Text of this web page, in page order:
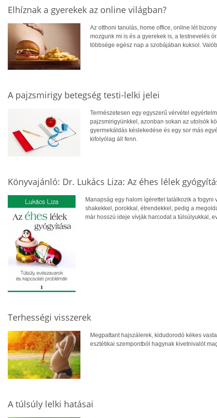
Elhíznak a gyerekek az online világban?
Az otthoni tanulás, home office, online lét
mozgunk mi is és a gyerekek is, a testnevelés
többsége egész nap a szobájában kuksol.
A pajzsmirigy betegség testi-lelki jelei
Természetesen egy egyszerű vérvétel
pajzsmirigyünkkel, azonban sokan az utolsók
gyermekáldás késlekedése és egy sor más
kifolyólag áll fenn.
Könyvajánló: Dr. Lukács Liza: Az éhes lélek
Manapság egy halom ígérettel találkozik a
shakekkel, porokkal, étrendekkel, pedig a
már hosszú ideje vívják harcodat a túlsúlyukkal,
Terhességi visszerek
Megpattant hajszálerek, kidudorodó kékes
esztétikai szempontból hagynak kivetnivalót
A túlsúly lelki hatásai